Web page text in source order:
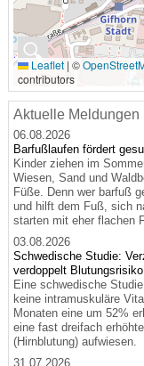
🔍
Leaflet | ©
contributors
Aktuelle Meldungen
06.08.2026
Barfußlaufen fördert
Kinder ziehen im
Wiesen, Sand und
Füße. Denn wer barfuß
und hilft dem Fuß, sich
starten mit eher flachen
03.08.2026
Schwedische Studie:
verdoppelt Blutungsrisiko
Eine schwedische
keine intramuskuläre
Monaten eine um 52%
eine fast dreifach
(Hirnblutung) aufwiesen.
31.07.2026